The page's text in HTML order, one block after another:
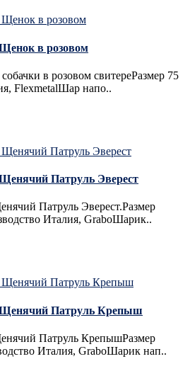
в розовом
в розовом свитереРазмер 75
FlexmetalШар напо..
Патруль Эверест
Патруль Эверест.Размер
Италия, GraboШарик..
Патруль Крепыш
Патруль КрепышРазмер
Италия, GraboШарик нап..